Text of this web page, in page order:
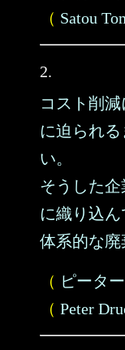
（ Satou
2.
コスト削
に迫られ
い。
そうした
に織り込ん
体系的な廃
（ ピータ
（ Peter